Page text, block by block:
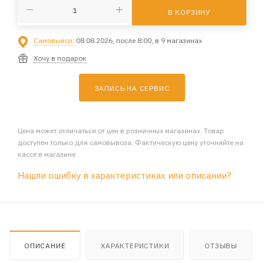
В КОРЗИНУ
Самовывоз: 08.08.2026, после 8:00, в 9 магазинах
Хочу в подарок
ЗАПИСЬ НА СЕРВИС
Цена может отличаться от цен в розничных магазинах. Товар
доступен только для самовывоза. Фактическую цену уточняйте на
кассе в магазине
Нашли ошибку в характеристиках или описании?
ОПИСАНИЕ ХАРАКТЕРИСТИКИ ОТЗЫВЫ